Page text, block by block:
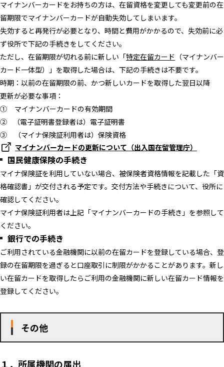
マイナンバーカードをお持ちの方は、在留資格を変更しても変更前の在
留期限でマイナンバーカードが自動失効してしまいます。
失効すると再発行が必要となり、時間と費用がかかるので、失効前に必
ず役所で下記の手続きをしてください。
ただし、在留期限が切れる前に新しい「特定在留カード （マイナンバー
カード一体型）」を取得した場合は、下記の手続きは不要です。
時期：以前の在留期限の前、かつ新しいカードを取得した翌日以降
更新が必要な事項：
① マイナンバーカードの有効期間
② （電子証明書登録者は）電子証明書
③ （マイナ保険証利用者は）保険資格
マイナンバーカードの更新について（出入国在留管理庁）
国民健康保険の手続き
マイナ保険証を利用していない場合、被保険者資格情報を記載した「資
格確認書」が交付される予定です。交付方法や手続きについて、役所に
確認してください。
マイナ保険証利用者は上記「マイナンバーカードの手続き」を参照して
ください。
銀行での手続き
ご利用されている金融機関に以前の在留カードを登録している場合、登
録の在留期限を過ぎると口座取引に制限がかかることがあります。新し
い在留カードを取得したらご利用の金融機関に新しい在留カード情報を
登録してください。
その他
１．所属機関の届出